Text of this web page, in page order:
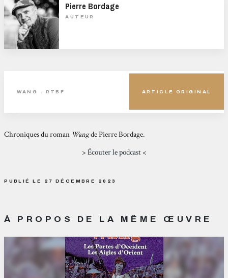
Pierre Bordage
AUTEUR
WANG - RTBF ARTICLE ORIGINAL
Chroniques du roman Wangde Pierre Bordage.
> Écouter le podcast <
PUBLIÉ LE 27 DÉCEMBRE 2023
À PROPOS DE LA MÊME ŒUVRE